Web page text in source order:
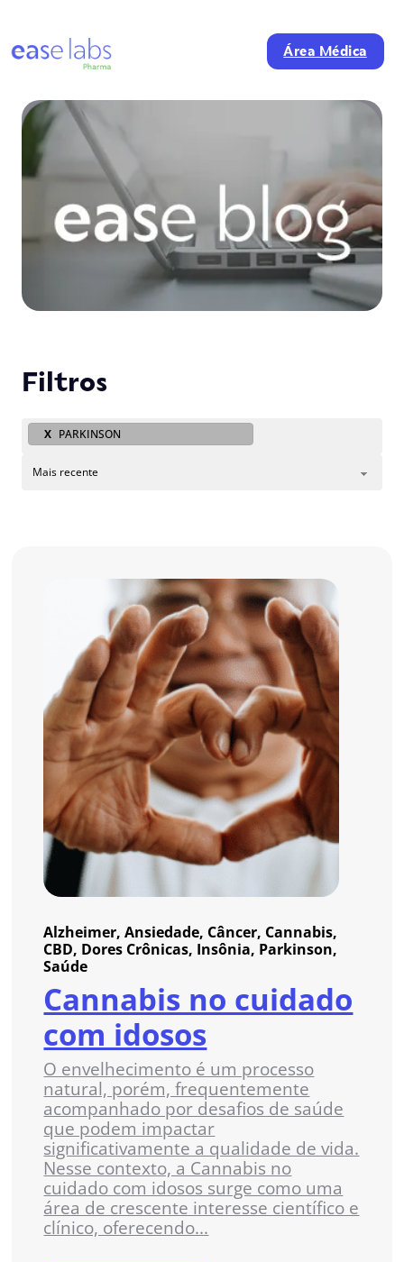
Área Médica
Filtros
X PARKINSON
Alzheimer, Ansiedade, Câncer, Cannabis,
CBD, Dores Crônicas, Insônia, Parkinson,
Saúde
Cannabis no cuidado
com idosos
O envelhecimento é um processo
natural, porém, frequentemente
acompanhado por desafios de saúde
que podem impactar
significativamente a qualidade de vida.
Nesse contexto, a Cannabis no
cuidado com idosos surge como uma
área de crescente interesse científico e
clínico, oferecendo...